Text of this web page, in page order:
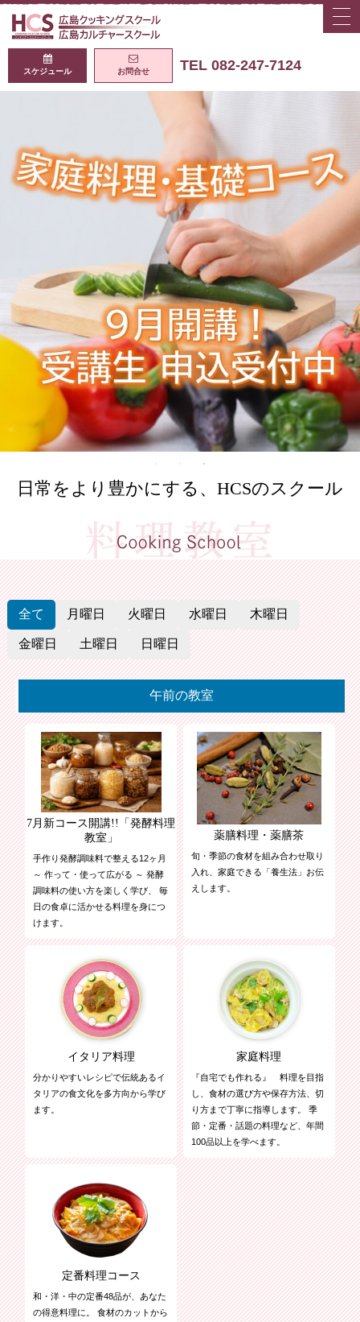
広島クッキン
スケジュール お問合せ TEL 082-247-7124
日常をより豊かにする、HCSのスクール
全て 月曜日 火曜日 水曜日 木曜日
金曜日 土曜日 日曜日
午前の教室
7月新コース開講!!「発酵料理
教室」
手作り発酵調味料で整える12ヶ月
～ 作って・使って広がる ～ 発酵
調味料の使い方を楽しく学び、 毎
日の食卓に活かせる料理を身につ
けます。
薬膳料理・薬膳茶
旬・季節の食材を組み合わせ取り
入れ、家庭できる「養生法」お伝
えします。
イタリア料理
分かりやすいレシピで伝統あるイ
タリアの食文化を多方向から学び
ます。
家庭料理
『自宅でも作れる』 料理を目指
し、食材の選び方や保存方法、切
り方まで丁寧に指導します。 季
節・定番・話題の料理など、年間
100品以上を学べます。
定番料理コース
和・洋・中の定番48品が、あなた
の得意料理に。 食材のカットから